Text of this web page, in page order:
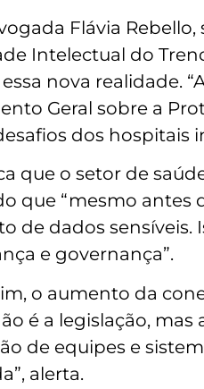
Flávia
Intelectual do
nova realidade.
Geral sobre a
dos hospitais
que o setor de
que “mesmo antes
de dados sensíveis.
e governança”.
o aumento da
é a legislação,
de equipes e
alerta.